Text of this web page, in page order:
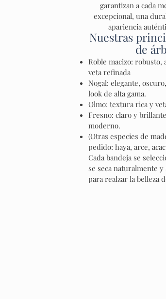
garantizan a cada
excepcional, una
apariencia
Nuestras
de
Roble macizo:
veta refinada
Nogal: elegante,
look de alta gama.
Olmo: textura rica y
Fresno: claro y
moderno.
(Otras especies de
pedido: haya, arce,
Cada bandeja se
se seca naturalmente y
para realzar la belleza